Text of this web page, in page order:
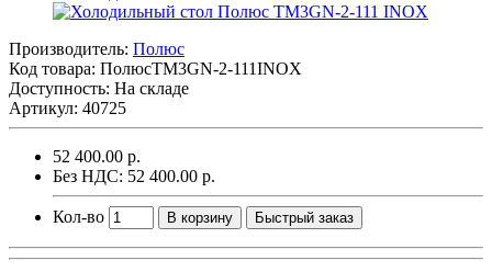
Производитель: Полюс
Код товара: ПолюсTM3GN-2-111INOX
Доступность: На складе
Артикул: 40725
52 400.00 р.
Без НДС: 52 400.00 р.
Кол-во В корзину Быстрый заказ